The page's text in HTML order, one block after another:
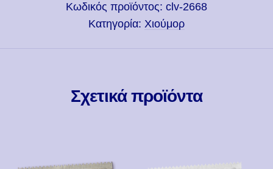
Κωδικός προϊόντος: clv-2668
Κατηγορία: Χιούμορ
Σχετικά προϊόντα